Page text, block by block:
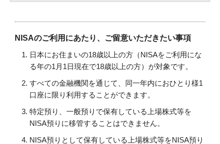
NISAのご利用にあたり、ご留意いただきたい事項
日本にお住まいの18歳以上の方（NISAをご利用にな
る年の1月1日現在で18歳以上の方）が対象です。
すべての金融機関を通じて、同一年内におひとり様1
口座に限り利用することができます。
特定預り、一般預りで保有している上場株式等を
NISA預りに移管することはできません。
NISA預りとして保有している上場株式等をNISA預り